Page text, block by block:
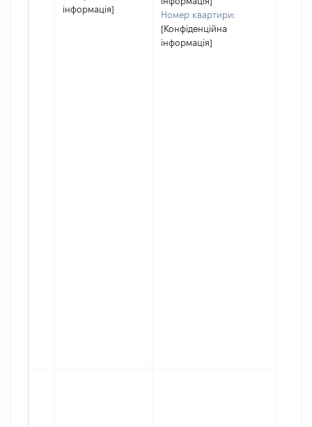
інформація]
Номер квартири:
[Конфіденційна
інформація]